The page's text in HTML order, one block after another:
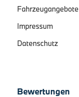
Fahrzeugangebote
Impressum
Datenschutz
Bewertungen